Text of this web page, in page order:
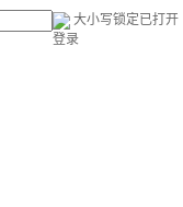
大小写锁定已打开
登录